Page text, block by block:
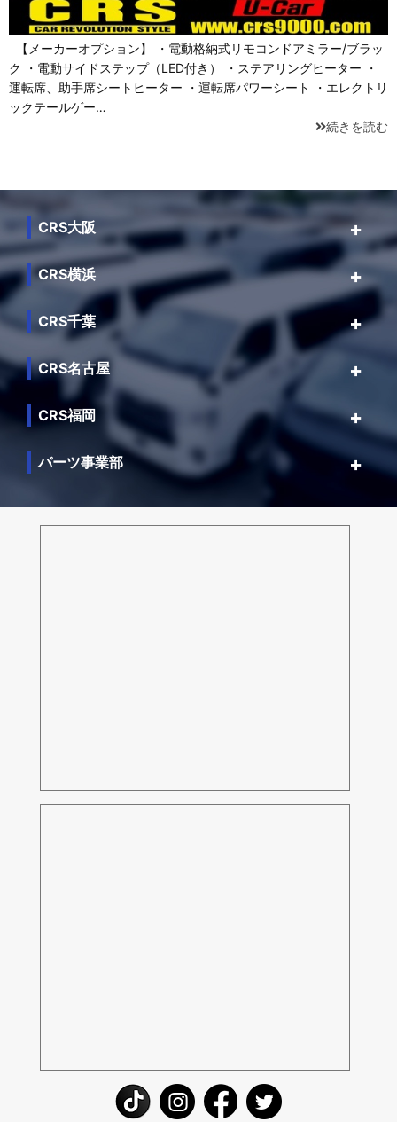
【メーカーオプション】 ・電動格納式リモコンドアミラー/ブラッ
ク ・電動サイドステップ（LED付き） ・ステアリングヒーター ・
運転席、助手席シートヒーター ・運転席パワーシート ・エレクトリ
ックテールゲー…
続きを読む
CRS大阪
CRS横浜
CRS千葉
CRS名古屋
CRS福岡
パーツ事業部